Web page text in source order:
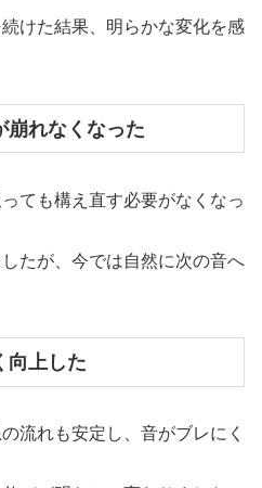
けた結果、明らかな変化を感
れなくなった
ても構え直す必要がなくなっ
たが、今では自然に次の音へ
向上した
流れも安定し、音がブレにく